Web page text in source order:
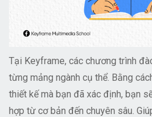
Tại Keyframe, các chương trình
từng mảng ngành cụ thể. Bằng
thiết kế mà bạn đã xác định, bạn
hợp từ cơ bản đến chuyên sâu.